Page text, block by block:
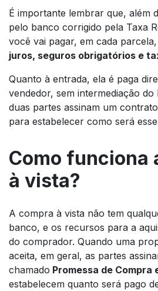
É importante lembrar que, além
pelo banco corrigido pela Taxa
você vai pagar, em cada
juros, seguros obrigatórios e
Quanto à entrada, ela é paga
vendedor, sem intermediação do
duas partes assinam um
para estabelecer como será
Como funciona
à vista?
A compra à vista não tem
banco, e os recursos para a
do comprador. Quando uma
aceita, em geral, as partes
chamado Promessa de Compra
estabelecem quanto será pago